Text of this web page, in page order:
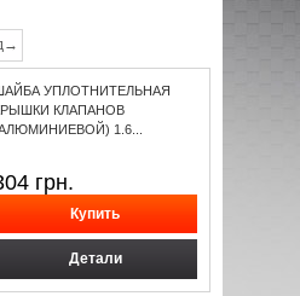
УПЛОТНИТЕЛЬНАЯ
КЛАПАНОВ
1.6...
грн.
Детали